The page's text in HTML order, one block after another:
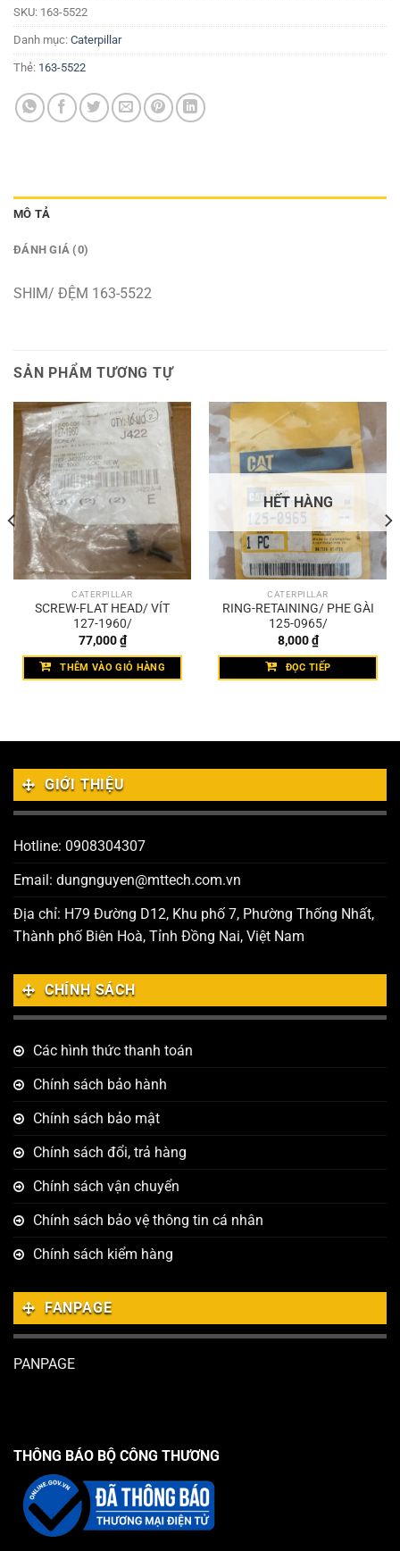
SKU: 163-5522
Danh mục: Caterpillar
Thẻ: 163-5522
MÔ TẢ
ĐÁNH GIÁ (0)
SHIM/ ĐỆM 163-5522
SẢN PHẨM TƯƠNG TỰ
CATERPILLAR
SCREW-FLAT HEAD/ VÍT
127-1960/
77,000₫
THÊM VÀO GIỎ HÀNG
HẾT HÀNG
CATERPILLAR
RING-RETAINING/ PHE GÀI
125-0965/
8,000₫
ĐỌC TIẾP
GIỚI THIỆU
Hotline: 0908304307
Email: dungnguyen@mttech.com.vn
Địa chỉ: H79 Đường D12, Khu phố 7, Phường Thống Nhất,
Thành phố Biên Hoà, Tỉnh Đồng Nai, Việt Nam
CHÍNH SÁCH
Các hình thức thanh toán
Chính sách bảo hành
Chính sách bảo mật
Chính sách đổi, trả hàng
Chính sách vận chuyển
Chính sách bảo vệ thông tin cá nhân
Chính sách kiểm hàng
FANPAGE
PANPAGE
THÔNG BÁO BỘ CÔNG THƯƠNG